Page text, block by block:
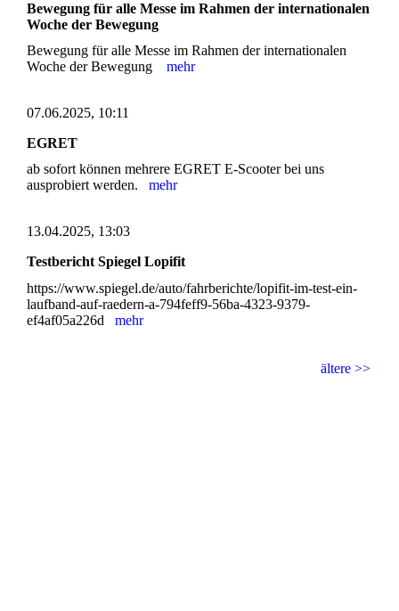
Bewegung für alle Messe im Rahmen der internationalen
Woche der Bewegung
Bewegung für alle Messe im Rahmen der internationalen
Woche der Bewegung mehr
07.06.2025, 10:11
EGRET
ab sofort können mehrere EGRET E-Scooter bei uns
ausprobiert werden. mehr
13.04.2025, 13:03
Testbericht Spiegel Lopifit
https://www.spiegel.de/auto/fahrberichte/lopifit-im-test-ein-
laufband-auf-raedern-a-794feff9-56ba-4323-9379-
ef4af05a226d mehr
ältere >>